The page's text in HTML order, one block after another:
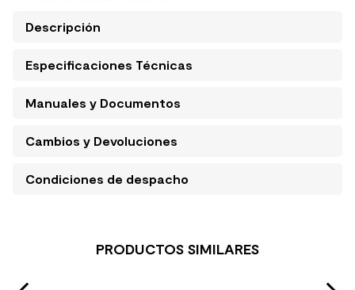
Descripción
Especificaciones Técnicas
Manuales y Documentos
Cambios y Devoluciones
Condiciones de despacho
PRODUCTOS SIMILARES